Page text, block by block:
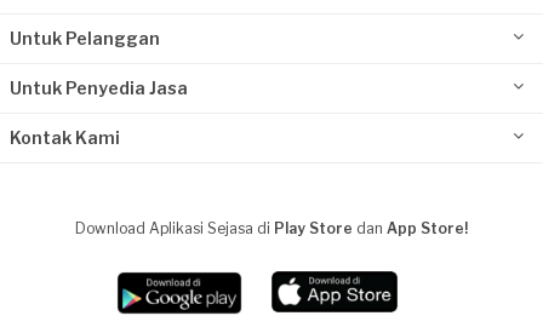
Untuk Pelanggan
Untuk Penyedia Jasa
Kontak Kami
Download Aplikasi Sejasa di Play Store dan App Store!